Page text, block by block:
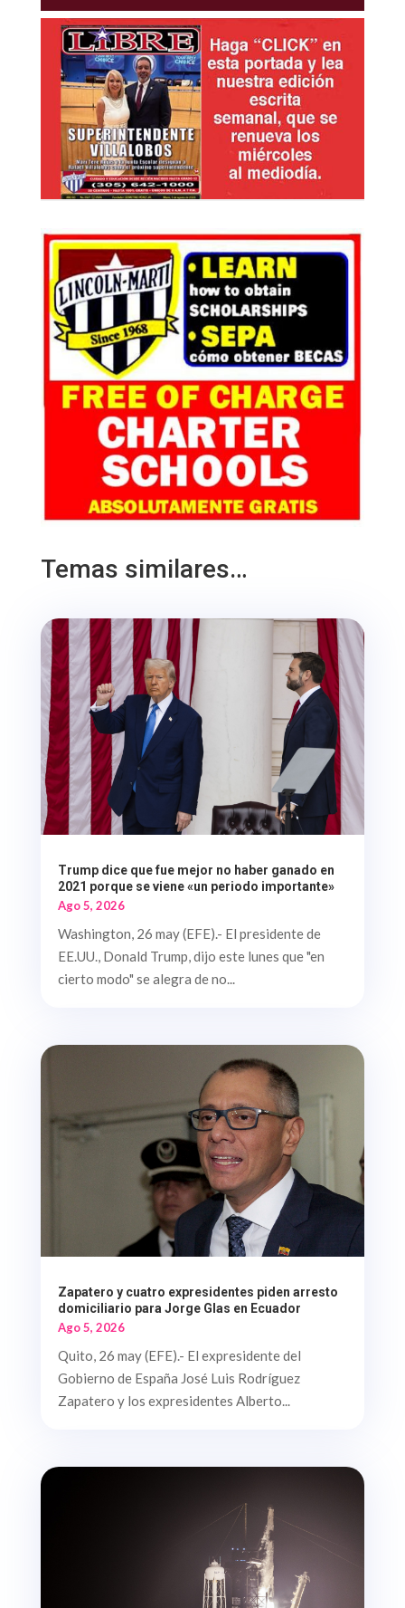
Temas similares…
Trump dice que fue mejor no haber ganado en
2021 porque se viene «un periodo importante»
Ago 5, 2026
Washington, 26 may (EFE).- El presidente de
EE.UU., Donald Trump, dijo este lunes que "en
cierto modo" se alegra de no...
Zapatero y cuatro expresidentes piden arresto
domiciliario para Jorge Glas en Ecuador
Ago 5, 2026
Quito, 26 may (EFE).- El expresidente del
Gobierno de España José Luis Rodríguez
Zapatero y los expresidentes Alberto...